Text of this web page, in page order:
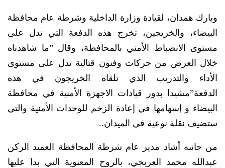
وبارك همدان، لقيادة وزارة الداخلية وشرطة عام محافظة
البيضاء، والخريجين، تخرج هذه الدفعة التي تدل على
مستوى الانضباط الأمني بالمحافظة، وقال ”ما شاهدناه
خلال العرض من حركات وفنون قتالية تدل على مستوى
الأداء والتدريب الذي تلقاه الخريجون في هذه
الدفعة”مشيدا بدور قيادات الاجهزة الأمنية في محافظة
البيضاء و إسهامها في إعادة الزخم للوحدات الأمنية والتي
ستضيف نقلة نوعية في الميدان..
من جانبه أشاد مدير عام شرطة المحافظة العميد الركن
عبدالله محمد العربجي، بالروح المعنوية التي بدا عليها